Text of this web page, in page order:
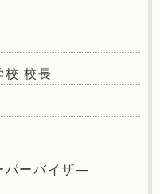
校 校長
パーバイザ―